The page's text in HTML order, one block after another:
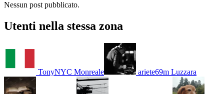
Nessun post pubblicato.
Utenti nella stessa zona
TonyNYC Monreale ariete69m Luzzara